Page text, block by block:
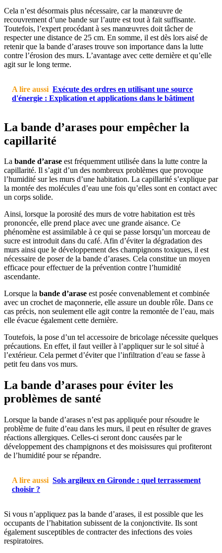
Cela n’est désormais plus nécessaire, car la manœuvre de
recouvrement d’une bande sur l’autre est tout à fait suffisante.
Toutefois, l’expert procédant à ses manœuvres doit tâcher de
respecter une distance de 25 cm. En somme, il est dès lors aisé de
retenir que la bande d’arases trouve son importance dans la lutte
contre l’érosion des murs. L’avantage avec cette dernière et qu’elle
agit sur le long terme.
A lire aussi Exécute des ordres en utilisant une source
d'énergie : Explication et applications dans le bâtiment
La bande d’arases pour empêcher la
capillarité
La bande d’arase est fréquemment utilisée dans la lutte contre la
capillarité. Il s’agit d’un des nombreux problèmes que provoque
l’humidité sur les murs d’une habitation. La capillarité s’explique par
la montée des molécules d’eau une fois qu’elles sont en contact avec
un corps solide.
Ainsi, lorsque la porosité des murs de votre habitation est très
prononcée, elle prend place avec une grande aisance. Ce
phénomène est assimilable à ce qui se passe lorsqu’un morceau de
sucre est introduit dans du café. Afin d’éviter la dégradation des
murs ainsi que le développement des champignons toxiques, il est
nécessaire de poser de la bande d’arases. Cela constitue un moyen
efficace pour effectuer de la prévention contre l’humidité
ascendante.
Lorsque la bande d’arase est posée convenablement et combinée
avec un crochet de maçonnerie, elle assure un double rôle. Dans ce
cas précis, non seulement elle agit contre la remontée de l’eau, mais
elle évacue également cette dernière.
Toutefois, la pose d’un tel accessoire de bricolage nécessite quelques
précautions. En effet, il faut veiller à l’appliquer sur le sol situé à
l’extérieur. Cela permet d’éviter que l’infiltration d’eau se fasse à
petit feu dans vos murs.
La bande d’arases pour éviter les
problèmes de santé
Lorsque la bande d’arases n’est pas appliquée pour résoudre le
problème de fuite d’eau dans les murs, il peut en résulter de graves
réactions allergiques. Celles-ci seront donc causées par le
développement des champignons et des moisissures qui profiteront
de l’humidité pour se répandre.
A lire aussi Sols argileux en Gironde : quel terrassement
choisir ?
Si vous n’appliquez pas la bande d’arases, il est possible que les
occupants de l’habitation subissent de la conjonctivite. Ils sont
également susceptibles de contracter des infections des voies
respiratoires.